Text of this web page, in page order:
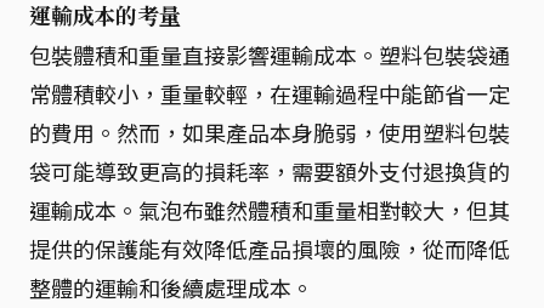
運輸成本的考量
包裝體積和重量直接影響運輸成本。塑料包裝袋通
常體積較小，重量較輕，在運輸過程中能節省一定
的費用。然而，如果產品本身脆弱，使用塑料包裝
袋可能導致更高的損耗率，需要額外支付退換貨的
運輸成本。氣泡布雖然體積和重量相對較大，但其
提供的保護能有效降低產品損壞的風險，從而降低
整體的運輸和後續處理成本。